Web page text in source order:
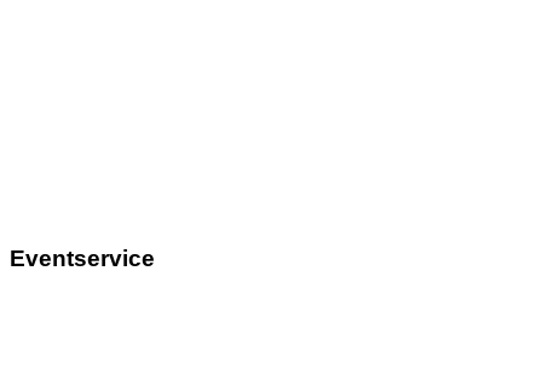
Eventservice